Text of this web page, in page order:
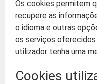
Os cookies permitem
recupere as
o idioma e outras
os serviços oferecidos
utilizador tenha uma
Cookies